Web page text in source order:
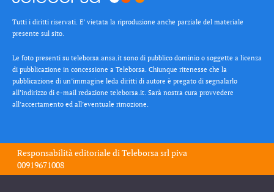
Tutti i diritti riservati. E’ vietata la riproduzione anche parziale del materiale
presente sul sito.
Le foto presenti su teleborsa.ansa.it sono di pubblico dominio o soggette a licenza
di pubblicazione in concessione a Teleborsa. Chiunque ritenesse che la
pubblicazione di un’immagine leda diritti di autore è pregato di segnalarlo
all’indirizzo di e-mail redazione teleborsa.it. Sarà nostra cura provvedere
all’accertamento ed all’eventuale rimozione.
Responsabilità editoriale diTeleborsa srlpiva
00919671008